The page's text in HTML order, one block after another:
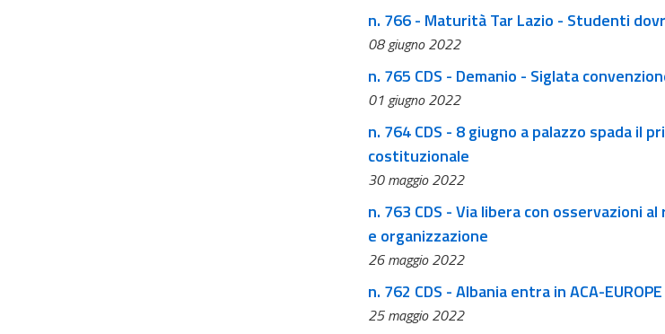
n. 766 - Maturità Tar Lazio - Studenti
08 giugno 2022
n. 765 CDS - Demanio - Siglata
01 giugno 2022
n. 764 CDS - 8 giugno a palazzo spada il
costituzionale
30 maggio 2022
n. 763 CDS - Via libera con osservazioni
e organizzazione
26 maggio 2022
n. 762 CDS - Albania entra in ACA-
25 maggio 2022